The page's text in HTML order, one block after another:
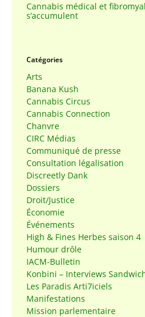
Cannabis médical et
s’accumulent
Catégories
Arts
Banana Kush
Cannabis Circus
Cannabis Connection
Chanvre
CIRC Médias
Communiqué de presse
Consultation légalisation
Discreetly Dank
Dossiers
Droit/Justice
Économie
Événements
High & Fines Herbes saison 4
Humour drôle
IACM-Bulletin
Konbini – Interviews
Les Paradis Arti7iciels
Manifestations
Mission parlementaire